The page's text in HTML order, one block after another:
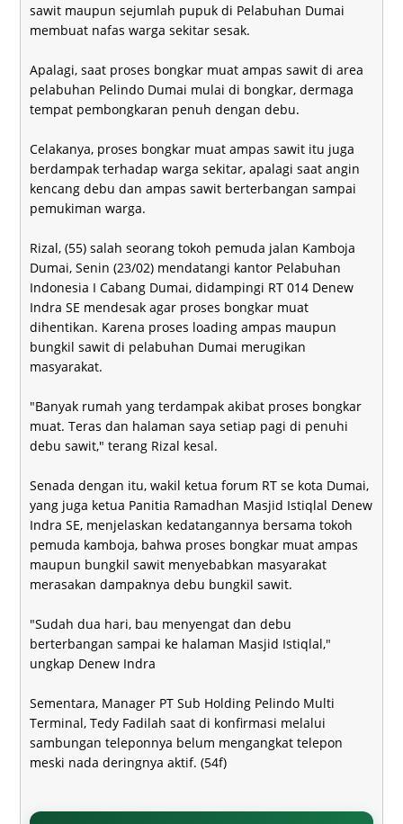
sawit maupun sejumlah pupuk di Pelabuhan Dumai
membuat nafas warga sekitar sesak.
Apalagi, saat proses bongkar muat ampas sawit di area
pelabuhan Pelindo Dumai mulai di bongkar, dermaga
tempat pembongkaran penuh dengan debu.
Celakanya, proses bongkar muat ampas sawit itu juga
berdampak terhadap warga sekitar, apalagi saat angin
kencang debu dan ampas sawit berterbangan sampai
pemukiman warga.
Rizal, (55) salah seorang tokoh pemuda jalan Kamboja
Dumai, Senin (23/02) mendatangi kantor Pelabuhan
Indonesia I Cabang Dumai, didampingi RT 014 Denew
Indra SE mendesak agar proses bongkar muat
dihentikan. Karena proses loading ampas maupun
bungkil sawit di pelabuhan Dumai merugikan
masyarakat.
"Banyak rumah yang terdampak akibat proses bongkar
muat. Teras dan halaman saya setiap pagi di penuhi
debu sawit," terang Rizal kesal.
Senada dengan itu, wakil ketua forum RT se kota Dumai,
yang juga ketua Panitia Ramadhan Masjid Istiqlal Denew
Indra SE, menjelaskan kedatangannya bersama tokoh
pemuda kamboja, bahwa proses bongkar muat ampas
maupun bungkil sawit menyebabkan masyarakat
merasakan dampaknya debu bungkil sawit.
"Sudah dua hari, bau menyengat dan debu
berterbangan sampai ke halaman Masjid Istiqlal,"
ungkap Denew Indra
Sementara, Manager PT Sub Holding Pelindo Multi
Terminal, Tedy Fadilah saat di konfirmasi melalui
sambungan teleponnya belum mengangkat telepon
meski nada deringnya aktif. (54f)